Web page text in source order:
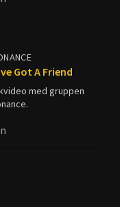
Got A Friend
med gruppen